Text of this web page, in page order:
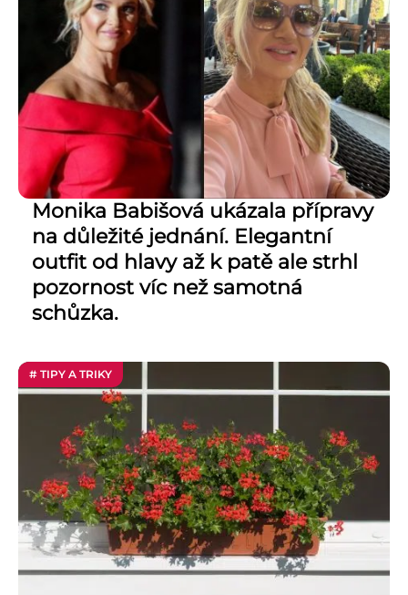
Monika Babišová ukázala přípravy
na důležité jednání. Elegantní
outfit od hlavy až k patě ale strhl
pozornost víc než samotná
schůzka.
# TIPY A TRIKY